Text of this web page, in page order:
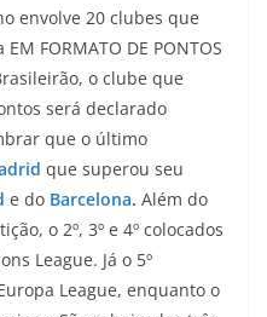
envolve 20 clubes que
FORMATO DE PONTOS
o clube que
será declarado
que o último
que superou seu
e do Barcelona. Além do
o 2º, 3º e 4º colocados
League. Já o 5º
League, enquanto o